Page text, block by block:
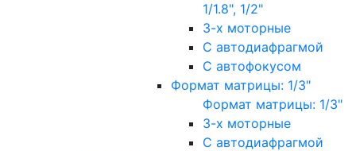
1/1.8", 1/2"
3-х моторные
С автодиафрагмой
С автофокусом
Формат матрицы: 1/3"
Формат матрицы: 1/3"
3-х моторные
С автодиафрагмой